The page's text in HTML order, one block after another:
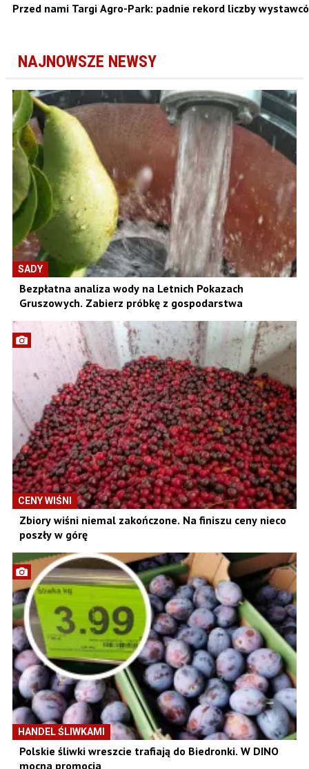
Przed nami Targi Agro-Park: padnie rekord liczby
NAJNOWSZE NEWSY
SADY
Bezpłatna analiza wody na Letnich Pokazach
Gruszowych. Zabierz próbkę z gospodarstwa
CENY WIŚNI
Zbiory wiśni niemal zakończone. Na finiszu ceny nieco
poszły w górę
HANDEL ŚLIWKAMI
Polskie śliwki wreszcie trafiają do Biedronki. W DINO
mocna promocja